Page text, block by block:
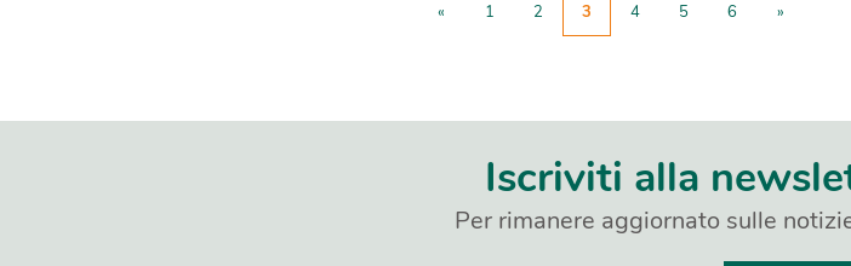
« 1 2 3 4 5 6 »
Iscriviti alla
Per rimanere aggiornato sulle